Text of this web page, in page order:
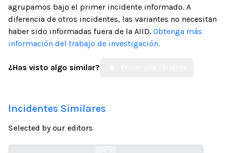
agrupamos bajo el primer incidente informado. A
diferencia de otros incidentes, las variantes no necesitan
haber sido informadas fuera de la AIID. Obtenga más
información del trabajo de investigación.
¿Has visto algo similar?
Incidentes Similares
Selected by our editors